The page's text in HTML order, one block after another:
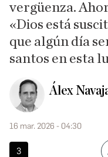
vergüenza.
«Dios está
que algún día
santos en esta
Álex
16 mar. 2026 - 04:30
3